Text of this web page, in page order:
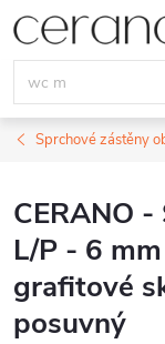
Přejít
na
obsah
Sprchové zástěny
CERANO
L/P - 6
grafitové
posuvný